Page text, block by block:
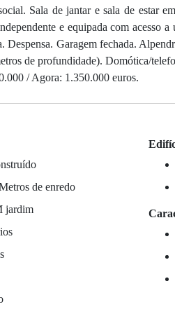
Sala de jantar e sala de estar
e equipada com acesso
Despensa. Garagem fechada.
de profundidade). Domótica/
/ Agora: 1.350.000 euros.
de enredo
jardim